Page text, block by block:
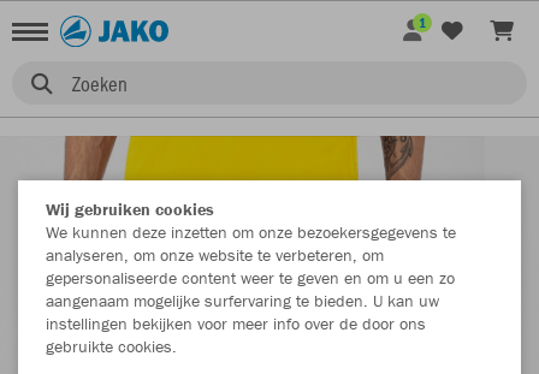
Zoeken
1
Wij gebruiken cookies
We kunnen deze inzetten om onze bezoekersgegevens te
analyseren, om onze website te verbeteren, om
gepersonaliseerde content weer te geven en om u een zo
aangenaam mogelijke surfervaring te bieden. U kan uw
instellingen bekijken voor meer info over de door ons
gebruikte cookies.